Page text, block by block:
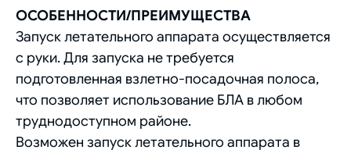
ОСОБЕННОСТИ/ПРЕИМУЩЕСТВА
Запуск летательного аппарата осуществляется
с руки. Для запуска не требуется
подготовленная взлетно-посадочная полоса,
что позволяет использование БЛА в любом
труднодоступном районе.
Возможен запуск летательного аппарата в